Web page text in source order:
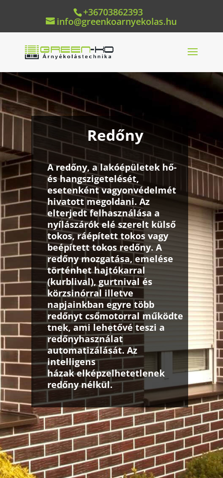
+36703862393
info@greenkoarnyekolas.hu
Redőny
Aredőny, a lakóépületek hő-
és hangszigetelését,
esetenként vagyonvédelmét
hivatott megoldani. Az
elterjedt felhasználása a
nyílászárók elé szerelt külső
tokos, ráépített tokos vagy
beépített tokos redőny. A
redőny mozgatása, emelése
történhethajtókarral
(kurblival),gurtnival és
körzsinórral illetve
napjainkban egyre több
redőnyt csőmotorral működte
tnek, ami lehetővé teszi a
redőnyhasználat
automatizálását. Az
intelligens
házakelképzelhetetlenek
redőny nélkül.